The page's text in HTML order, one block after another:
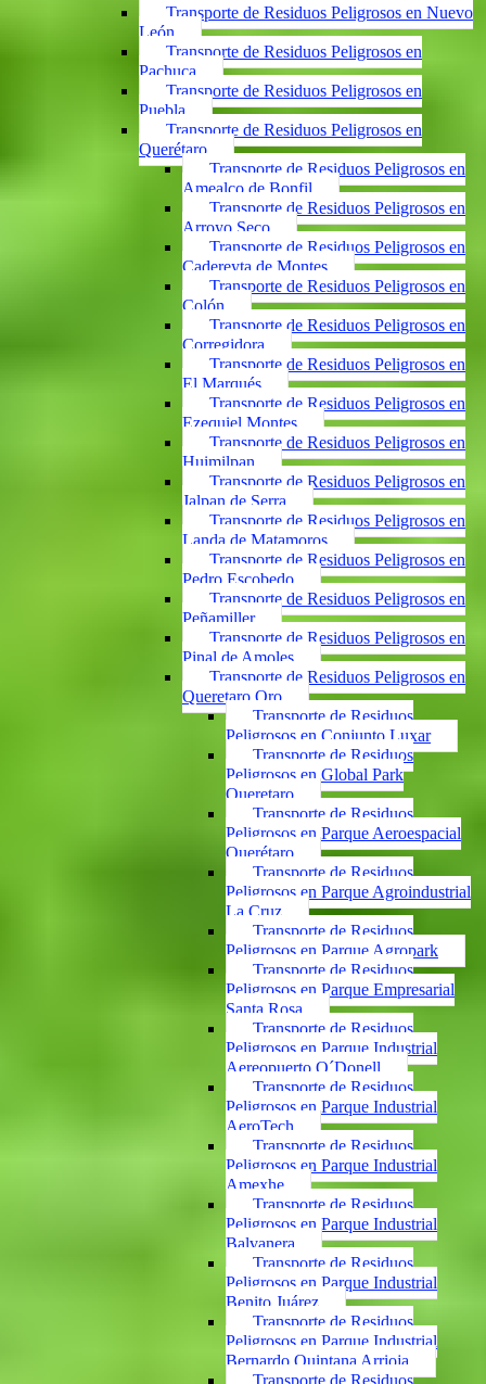
Transporte de Residuos Peligrosos en Nuevo
León
Transporte de Residuos Peligrosos en
Pachuca
Transporte de Residuos Peligrosos en
Puebla
Transporte de Residuos Peligrosos en
Querétaro
Transporte de Residuos Peligrosos en
Amealco de Bonfil
Transporte de Residuos Peligrosos en
Arroyo Seco
Transporte de Residuos Peligrosos en
Cadereyta de Montes
Transporte de Residuos Peligrosos en
Colón
Transporte de Residuos Peligrosos en
Corregidora
Transporte de Residuos Peligrosos en
El Marqués
Transporte de Residuos Peligrosos en
Ezequiel Montes
Transporte de Residuos Peligrosos en
Huimilpan
Transporte de Residuos Peligrosos en
Jalpan de Serra
Transporte de Residuos Peligrosos en
Landa de Matamoros
Transporte de Residuos Peligrosos en
Pedro Escobedo
Transporte de Residuos Peligrosos en
Peñamiller
Transporte de Residuos Peligrosos en
Pinal de Amoles
Transporte de Residuos Peligrosos en
Queretaro Qro
Transporte de Residuos
Peligrosos en Conjunto Luxar
Transporte de Residuos
Peligrosos en Global Park
Queretaro
Transporte de Residuos
Peligrosos en Parque Aeroespacial
Querétaro
Transporte de Residuos
Peligrosos en Parque Agroindustrial
La Cruz
Transporte de Residuos
Peligrosos en Parque Agropark
Transporte de Residuos
Peligrosos en Parque Empresarial
Santa Rosa
Transporte de Residuos
Peligrosos en Parque Industrial
Aereopuerto O´Donell
Transporte de Residuos
Peligrosos en Parque Industrial
AeroTech
Transporte de Residuos
Peligrosos en Parque Industrial
Amexhe
Transporte de Residuos
Peligrosos en Parque Industrial
Balvanera
Transporte de Residuos
Peligrosos en Parque Industrial
Benito Juárez
Transporte de Residuos
Peligrosos en Parque Industrial
Bernardo Quintana Arrioja
Transporte de Residuos